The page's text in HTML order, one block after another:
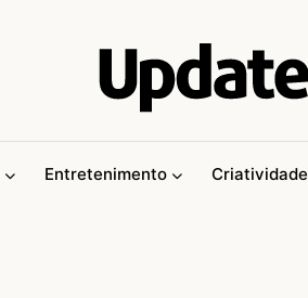
Entretenimento Criatividade